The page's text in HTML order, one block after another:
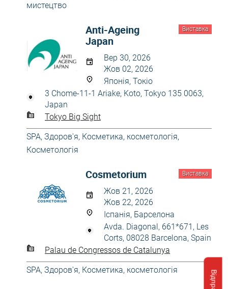
мистецтво
Виставка
Anti-Ageing
Japan
Вер 30, 2026
Жов 02, 2026
Японія, Токіо
3 Chome-11-1 Ariake, Koto, Tokyo 135 0063,
Japan
Tokyo Big Sight
SPA, Здоров'я, Косметика, косметологія,
Косметологія
Виставка
Cosmetorium
Жов 21, 2026
Жов 22, 2026
Іспанія, Барселона
Avda. Diagonal, 661*671, Les
Corts, 08028 Barcelona, Spain
Palau de Congressos de Catalunya
SPA, Здоров'я, Косметика, косметологія